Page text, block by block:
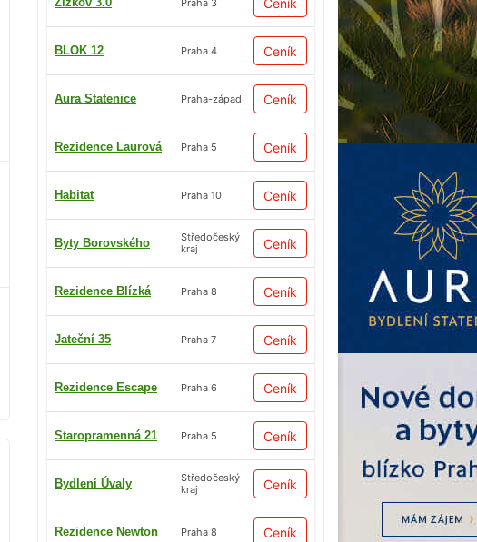
Ceník
BLOK 12 Praha 4 Ceník
Aura Statenice Praha-západ Ceník
Rezidence Laurová Praha 5 Ceník
Habitat Praha 10 Ceník
Byty Borovského
Středočeský
kraj
Ceník
Rezidence Blízká Praha 8 Ceník
Jateční 35 Praha 7 Ceník
Rezidence Escape Praha 6 Ceník
Staropramenná 21 Praha 5 Ceník
Bydlení Úvaly
Středočeský
kraj
Ceník
Rezidence Newton Praha 8 Ceník